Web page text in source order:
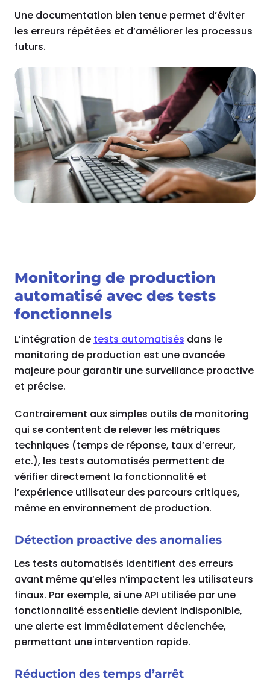
Une documentation bien tenue permet d’éviter
les erreurs répétées et d’améliorer les processus
futurs.
Monitoring de production
automatisé avec des tests
fonctionnels
L’intégration de tests automatisés dans le
monitoring de production est une avancée
majeure pour garantir une surveillance proactive
et précise.
Contrairement aux simples outils de monitoring
qui se contentent de relever les métriques
techniques (temps de réponse, taux d’erreur,
etc.), les tests automatisés permettent de
vérifier directement la fonctionnalité et
l’expérience utilisateur des parcours critiques,
même en environnement de production.
Détection proactive des anomalies
Les tests automatisés identifient des erreurs
avant même qu’elles n’impactent les utilisateurs
finaux. Par exemple, si une API utilisée par une
fonctionnalité essentielle devient indisponible,
une alerte est immédiatement déclenchée,
permettant une intervention rapide.
Réduction des temps d’arrêt